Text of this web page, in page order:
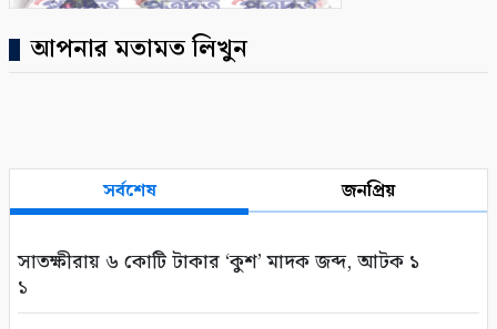
আপনার মতামত লিখুন
সর্বশেষ জনপ্রিয়
সাতক্ষীরায় ৬ কোটি টাকার ‘কুশ’ মাদক জব্দ, আটক ১
১